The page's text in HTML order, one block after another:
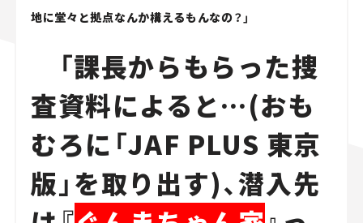
地に堂々と拠点なんか構えるもんなの？」
「課長からもらった捜
査資料によると…(おも
むろに「JAF PLUS 東京
版」を取り出す)、潜入先